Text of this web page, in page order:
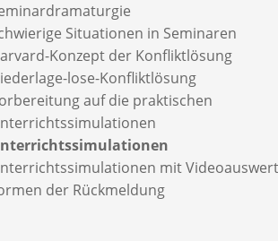
Situationen in Seminaren
Konzept der Konfliktlösung
lose-Konfliktlösung
auf die praktischen
mit
der Rückmeldung